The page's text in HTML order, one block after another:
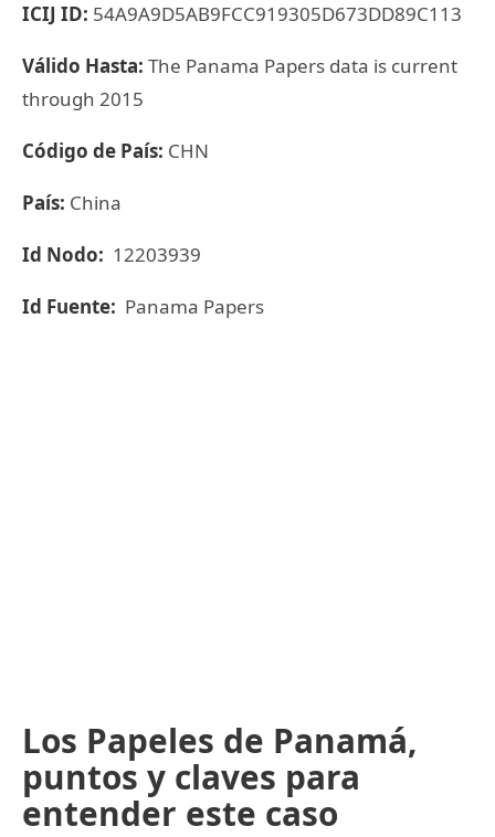
ICIJ ID: 54A9A9D5AB9FCC919305D673DD89C113
Válido Hasta: The Panama Papers data is current
through 2015
Código de País: CHN
País: China
Id Nodo: 12203939
Id Fuente: Panama Papers
Los Papeles de Panamá,
puntos y claves para
entender este caso